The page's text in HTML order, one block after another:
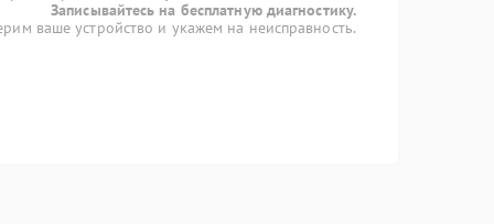
Записывайтесь на бесплатную диагностику.
ваше устройство и укажем на неисправность.